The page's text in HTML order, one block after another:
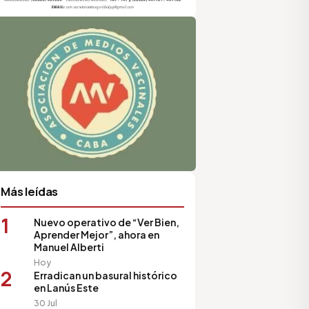
de Medios Vecinales
Más leídas
1
Nuevo operativo de “Ver Bien,
Aprender Mejor”, ahora en
Manuel Alberti
Hoy
2
Erradican un basural histórico
en Lanús Este
30 Jul